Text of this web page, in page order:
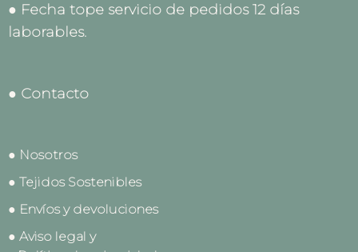
● Fecha tope servicio de pedidos 12 días
laborables.
● Contacto
● Nosotros
● Tejidos Sostenibles
● Envíos y devoluciones
● Aviso legal y